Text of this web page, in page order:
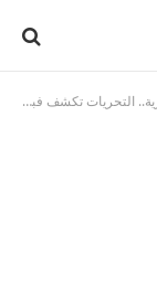
فبركة الواقعة لضخ المشاهدات